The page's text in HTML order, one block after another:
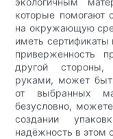
которые помогают
на окружающую
иметь
приверженность
другой стороны,
руками, может
от выбранных
безусловно,
создании
надёжность в этом